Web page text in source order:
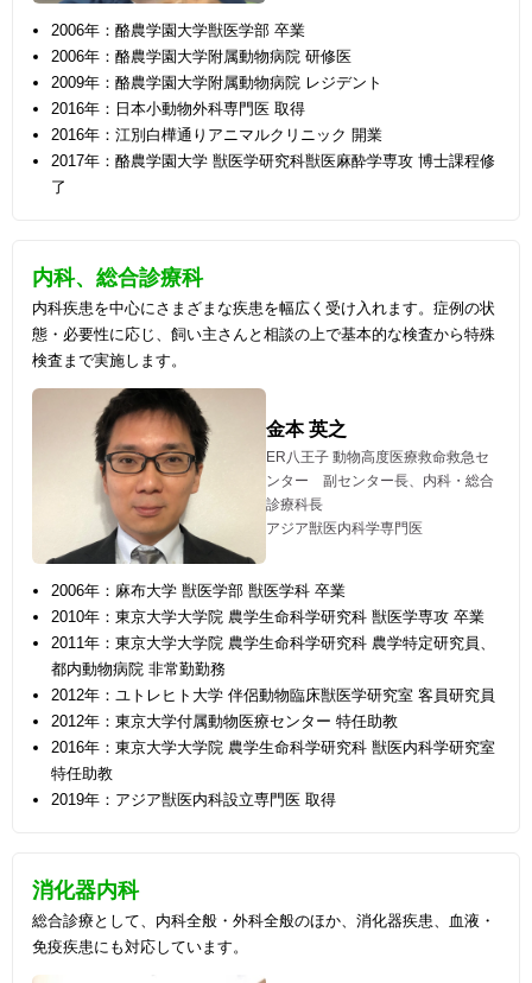
2006年：酪農学園大学獣医学部 卒業
2006年：酪農学園大学附属動物病院 研修医
2009年：酪農学園大学附属動物病院 レジデント
2016年：日本小動物外科専門医 取得
2016年：江別白樺通りアニマルクリニック 開業
2017年：酪農学園大学 獣医学研究科獣医麻酔学専攻 博士課程修
了
内科、総合診療科
内科疾患を中心にさまざまな疾患を幅広く受け入れます。症例の状
態・必要性に応じ、飼い主さんと相談の上で基本的な検査から特殊
検査まで実施します。
金本 英之
ER八王子 動物高度医療救命救急セ
ンター 副センター長、内科・総合
診療科長
アジア獣医内科学専門医
2006年：麻布大学 獣医学部 獣医学科 卒業
2010年：東京大学大学院 農学生命科学研究科 獣医学専攻 卒業
2011年：東京大学大学院 農学生命科学研究科 農学特定研究員、
都内動物病院 非常勤勤務
2012年：ユトレヒト大学 伴侶動物臨床獣医学研究室 客員研究員
2012年：東京大学付属動物医療センター 特任助教
2016年：東京大学大学院 農学生命科学研究科 獣医内科学研究室
特任助教
2019年：アジア獣医内科設立専門医 取得
消化器内科
総合診療として、内科全般・外科全般のほか、消化器疾患、血液・
免疫疾患にも対応しています。